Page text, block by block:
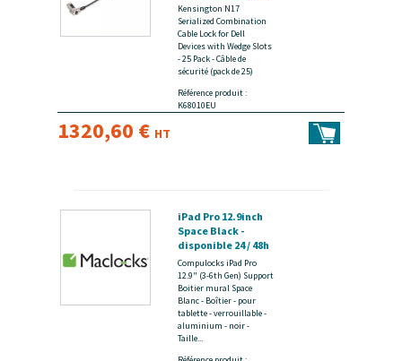
Kensington N17
Serialized Combination
Cable Lock for Dell
Devices with Wedge Slots
- 25 Pack - Câble de
sécurité (pack de 25)
Référence produit :
K68010EU
1320,60 € HT
iPad Pro 12.9inch
Space Black -
disponible 24 / 48h
Compulocks iPad Pro
12.9" (3-6th Gen) Support
Boitier mural Space
Blanc - Boîtier - pour
tablette - verrouillable -
aluminium - noir -
Taille...